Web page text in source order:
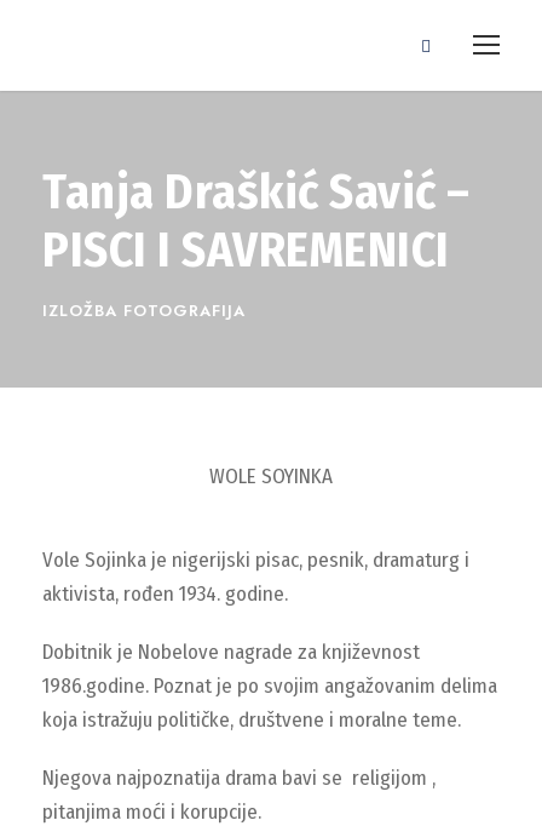
Tanja Draškić Savić –
PISCI I SAVREMENICI
IZLOŽBA FOTOGRAFIJA
WOLE SOYINKA
Vole Sojinka je nigerijski pisac, pesnik, dramaturg i
aktivista, rođen 1934. godine.
Dobitnik je Nobelove nagrade za književnost
1986.godine. Poznat je po svojim angažovanim delima
koja istražuju političke, društvene i moralne teme.
Njegova najpoznatija drama bavi se religijom ,
pitanjima moći i korupcije.